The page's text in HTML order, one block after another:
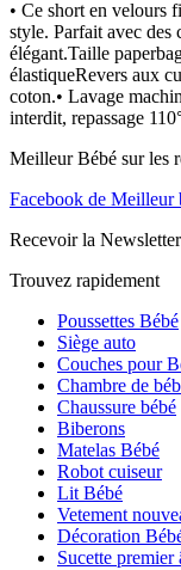
• Ce short en velours
style. Parfait avec des
élégant.Taille
élastiqueRevers aux
coton.• Lavage
interdit, repassage
Meilleur Bébé sur les
Facebook de Meilleur
Recevoir la Newsletter
Trouvez rapidement
Poussettes Bébé
Siège auto
Couches pour
Chambre de
Chaussure bébé
Biberons
Matelas Bébé
Robot cuiseur
Lit Bébé
Vetement
Décoration
Sucette premier